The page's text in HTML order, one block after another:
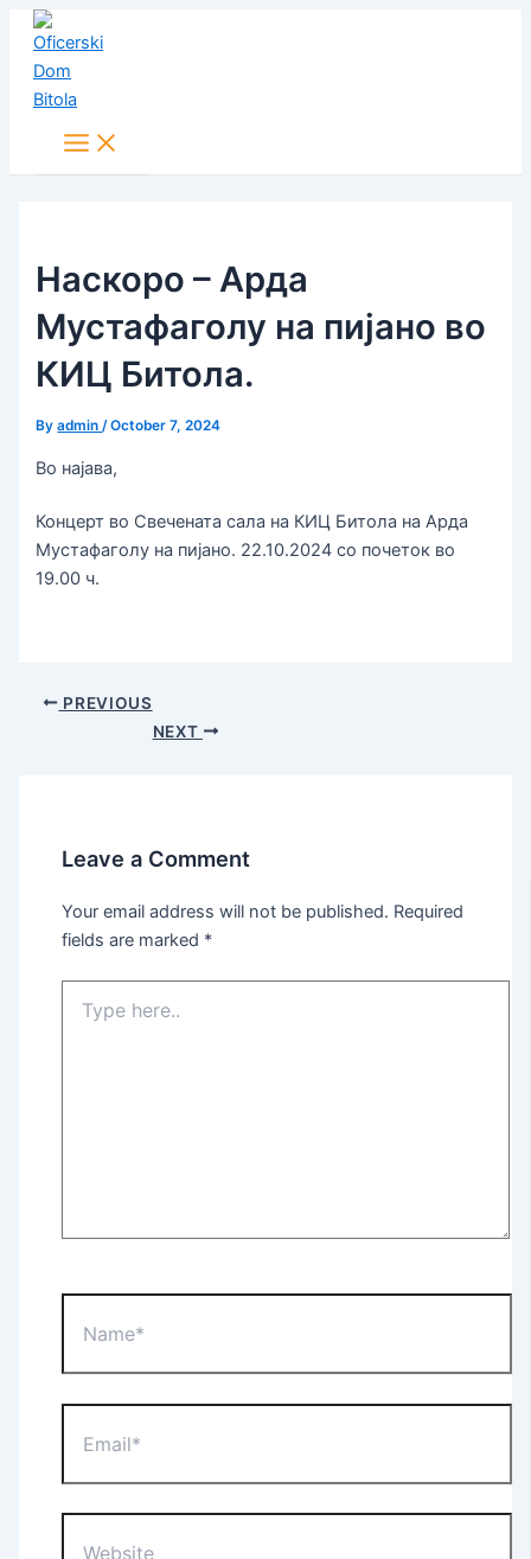
Skip
content
Наскоро – Арда
Мустафаголу на пијано во
КИЦ Битола.
Byadmin/October 7, 2024
Во најава,
Концерт во Свечената сала на КИЦ Битола на Арда
Мустафаголу на пијано. 22.10.2024 со почеток во
19.00 ч.
Post
navigation
PREVIOUS
NEXT
Leave a Comment
Your email address will not be published. Required
fields are marked *
here..